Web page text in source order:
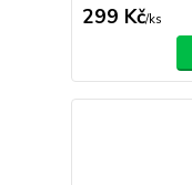
299 Kč/ks